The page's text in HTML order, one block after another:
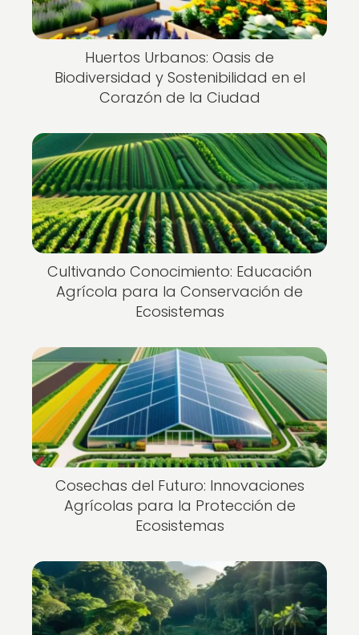
Huertos Urbanos: Oasis de
Biodiversidad y Sostenibilidad en el
Corazón de la Ciudad
Cultivando Conocimiento: Educación
Agrícola para la Conservación de
Ecosistemas
Cosechas del Futuro: Innovaciones
Agrícolas para la Protección de
Ecosistemas